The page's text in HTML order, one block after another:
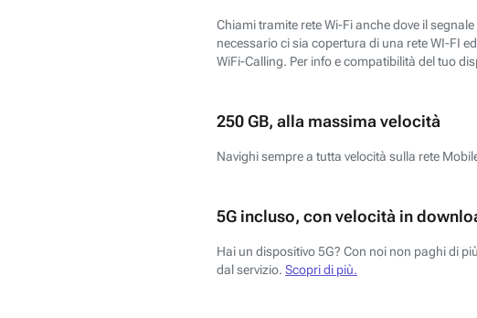
Chiami tramite rete Wi-Fi anche dove il
necessario ci sia copertura di una rete WI-FI
WiFi-Calling. Per info e compatibilità del tuo
250 GB, alla massima velocità
Navighi sempre a tutta velocità sulla rete
5G incluso, con velocità in
Hai un dispositivo 5G? Con noi non paghi di
dal servizio. Scopri di più.